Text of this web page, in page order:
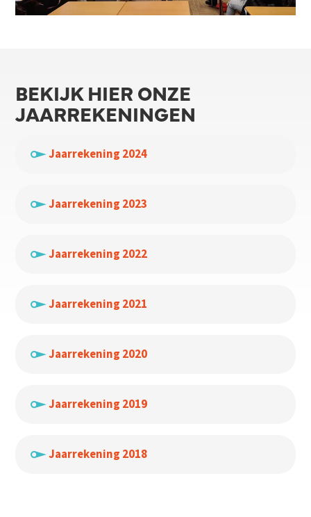
BEKIJK HIER ONZE
JAARREKENINGEN
Jaarrekening 2024
Jaarrekening 2023
Jaarrekening 2022
Jaarrekening 2021
Jaarrekening 2020
Jaarrekening 2019
Jaarrekening 2018